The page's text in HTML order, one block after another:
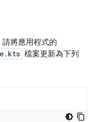
將應用程式的
檔案更新為下列